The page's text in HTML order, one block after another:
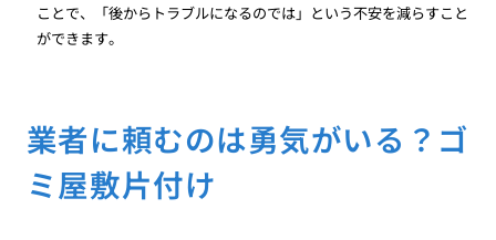
ことで、「後からトラブルになるのでは」という不安を減らすこと
ができます。
業者に頼むのは勇気がいる？ゴ
ミ屋敷片付け